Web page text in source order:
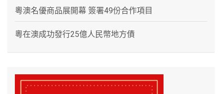
粵澳名優商品展開幕 簽署49份合作項目
粵在澳成功發行25億人民幣地方債